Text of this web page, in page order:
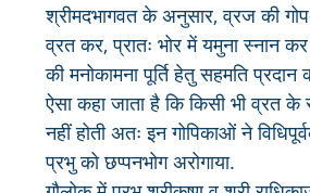
श्रीमदभागवत के अनुसार, व्रज की
व्रत कर, प्रातः भोर में यमुना स्नान
की मनोकामना पूर्ति हेतु सहमति प्रदान
ऐसा कहा जाता है कि किसी भी व्रत के
नहीं होती अतः इन गोपिकाओं ने
प्रभु को छप्पनभोग अरोगाया.